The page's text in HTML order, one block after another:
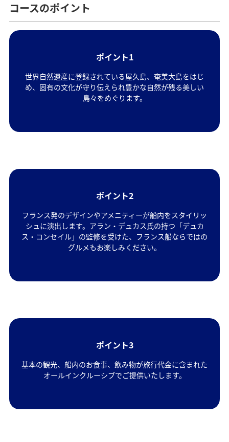
コースのポイント
ポイント1
世界自然遺産に登録されている屋久島、奄美大島をはじ
め、固有の文化が守り伝えられ豊かな自然が残る美しい
島々をめぐります。
ポイント2
フランス発のデザインやアメニティーが船内をスタイリッ
シュに演出します。アラン・デュカス氏の持つ「デュカ
ス・コンセイル」の監修を受けた、フランス船ならではの
グルメもお楽しみください。
ポイント3
基本の観光、船内のお食事、飲み物が旅行代金に含まれた
オールインクルーシブでご提供いたします。